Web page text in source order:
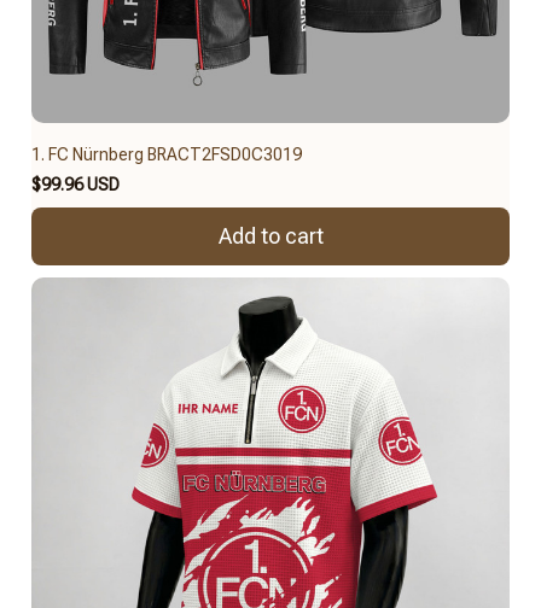
1. FC Nürnberg BRACT2FSD0C3019
$99.96 USD
Add to cart